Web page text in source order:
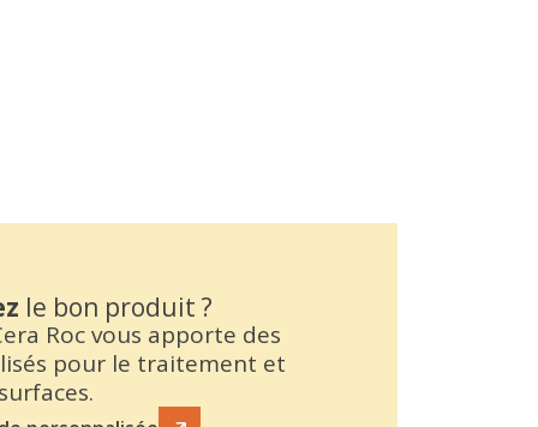
le bon produit ?
Roc vous apporte des
pour le traitement et